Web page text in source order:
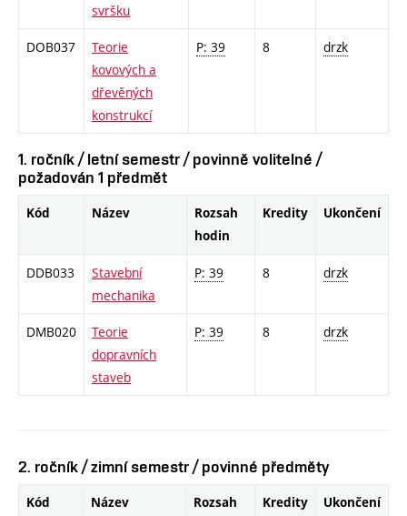
svršku
DOB037
Teorie
kovových a
dřevěných
konstrukcí
P: 39 8 drzk
1. ročník / letní semestr / povinně volitelné /
požadován 1 předmět
Kód Název
Rozsah
hodin
Kredity Ukončení
DDB033
Stavební
mechanika
P: 39 8 drzk
DMB020
Teorie
dopravních
staveb
P: 39 8 drzk
2. ročník / zimní semestr / povinné předměty
Kód Název
Rozsah
Kredity Ukončení